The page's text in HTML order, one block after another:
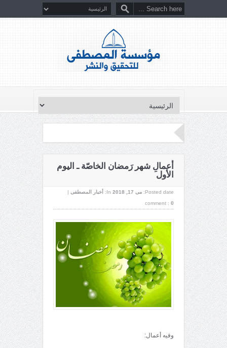
أعمالِ شهر رَمضان الخاصّة ـ اليوم
الأول
Posted date: می 17, 2018 In: أخبار المصطفى |
comment : 0
وفيه أعمال: